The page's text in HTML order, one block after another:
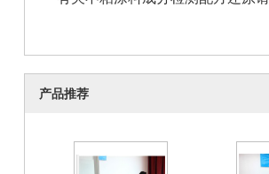
产品推荐